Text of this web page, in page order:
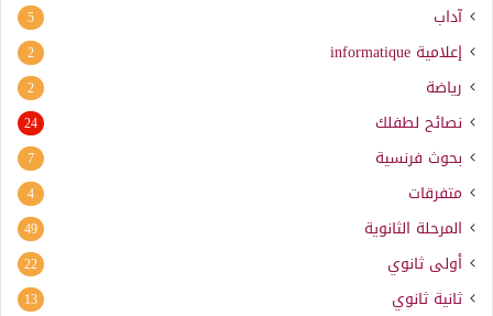
آداب 5
إعلامية informatique
2
رياضة 2
نصائح لطفلك 24
بحوث فرنسية 7
متفرقات 4
المرحلة الثانوية 49
أولى ثانوي 22
ثانية ثانوي 13